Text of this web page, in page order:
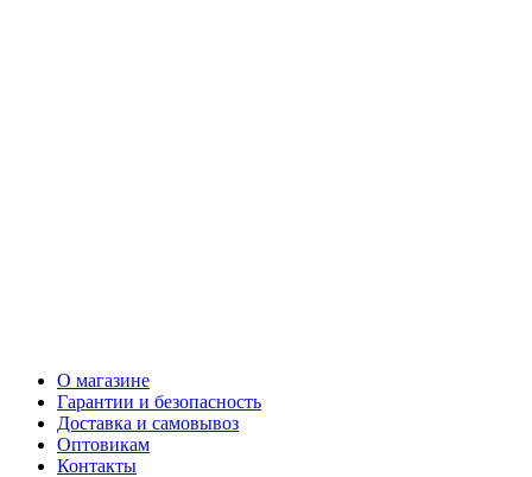
О магазине
Гарантии и безопасность
Доставка и самовывоз
Оптовикам
Контакты